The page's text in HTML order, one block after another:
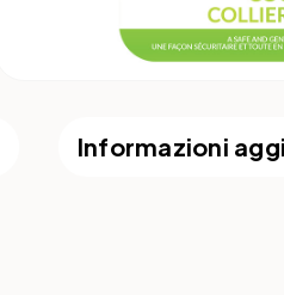
Informazioni